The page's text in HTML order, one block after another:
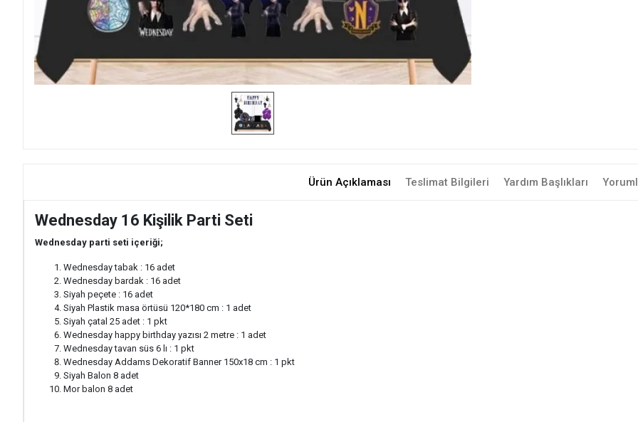
Ürün Açıklaması Teslimat Bilgileri Yardım Başlıkları
Wednesday 16 Kişilik Parti Seti
Wednesday parti seti içeriği;
Wednesday tabak : 16 adet
Wednesday bardak : 16 adet
Siyah peçete : 16 adet
Siyah Plastik masa örtüsü 120*180 cm : 1 adet
Siyah çatal 25 adet : 1 pkt
Wednesday happy birthday yazısı 2 metre : 1 adet
Wednesday tavan süs 6 lı : 1 pkt
Wednesday Addams Dekoratif Banner 150x18 cm : 1 pkt
Siyah Balon 8 adet
Mor balon 8 adet